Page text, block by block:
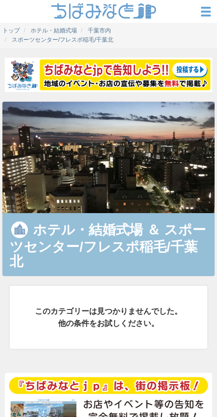
トップ ホテル・結婚式場
千葉市内
スポーツセンター/フレスポ稲毛/千葉北
ホテル・結婚式場 ＆ スポー
ツセンター/フレスポ稲毛/千葉
北
このカテゴリーは見つかりませんでした。
他の条件をお試しください。